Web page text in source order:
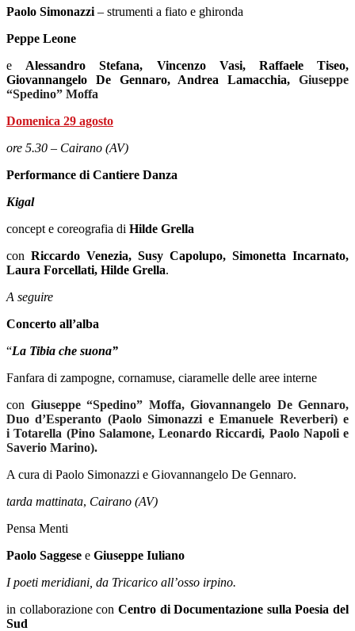
Paolo Simonazzi – strumenti a fiato e ghironda
Peppe Leone
e Alessandro Stefana, Vincenzo Vasi, Raffaele Tiseo,
Giovannangelo De Gennaro, Andrea Lamacchia, Giuseppe
“Spedino” Moffa
Domenica 29 agosto
ore 5.30 – Cairano (AV)
Performance di Cantiere Danza
Kigal
concept e coreografia di Hilde Grella
con Riccardo Venezia, Susy Capolupo, Simonetta Incarnato,
Laura Forcellati, Hilde Grella.
A seguire
Concerto all’alba
“La Tibia che suona”
Fanfara di zampogne, cornamuse, ciaramelle delle aree interne
con Giuseppe “Spedino” Moffa, Giovannangelo De Gennaro,
Duo d’Esperanto (Paolo Simonazzi e Emanuele Reverberi)e
i Totarella (Pino Salamone, Leonardo Riccardi, Paolo Napoli e
Saverio Marino).
A cura di Paolo Simonazzi e Giovannangelo De Gennaro.
tarda mattinata, Cairano (AV)
Pensa Menti
Paolo Saggese e Giuseppe Iuliano
I poeti meridiani, da Tricarico all’osso irpino.
in collaborazione con Centro di Documentazione sulla Poesia del
Sud